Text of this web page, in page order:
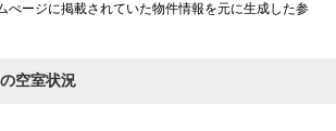
ぺージに掲載されていた物件情報を元に生成した参
空室状況